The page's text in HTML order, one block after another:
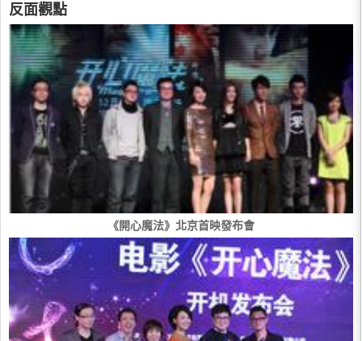
反面觀點
《開心魔法》北京首映發布會